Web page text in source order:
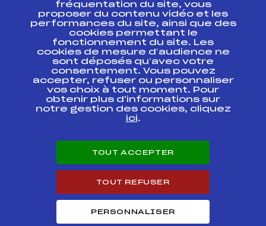
Ressources
Pass’Neige
Projet sportif fédéral
Projet de performance fédéral
Antidopage
Pôle Développement, Formation, Suivi
Scientifique
Listes ministérielles
Pôle vie de l’athlète
Enseignement professionnel
Carrières
fréquentation du site, vous
proposer du contenu vidéo et les
performances du site, ainsi que des
cookies permettant le
fonctionnement du site. Les
cookies de mesure d’audience ne
sont déposés qu’avec votre
consentement. Vous pouvez
accepter, refuser ou personnaliser
vos choix à tout moment. Pour
obtenir plus d'informations sur
notre gestion des cookies, cliquez
ici.
TOUT ACCEPTER
TOUT REFUSER
PERSONNALISER